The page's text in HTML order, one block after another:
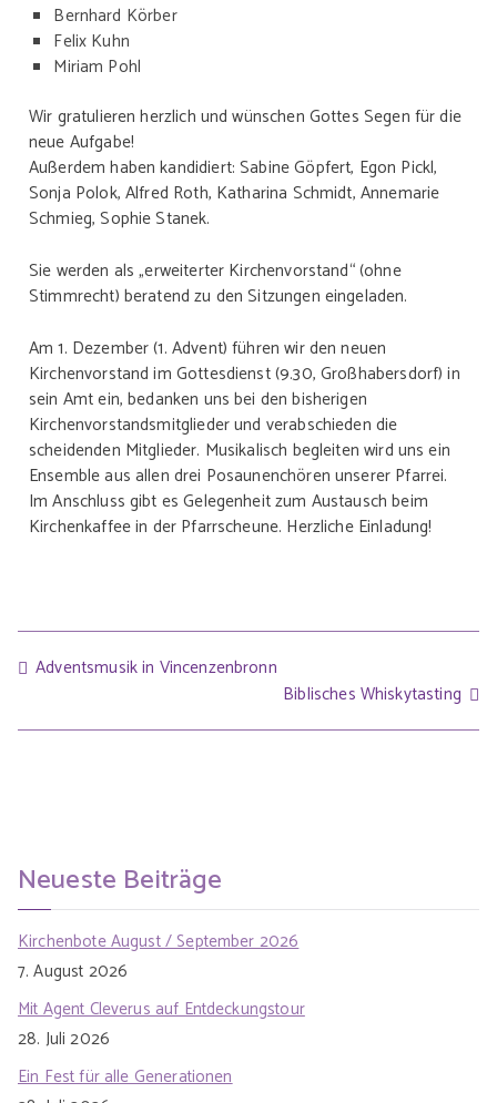
Bernhard Körber
Felix Kuhn
Miriam Pohl
Wir gratulieren herzlich und wünschen Gottes Segen für die
neue Aufgabe!
Außerdem haben kandidiert: Sabine Göpfert, Egon Pickl,
Sonja Polok, Alfred Roth, Katharina Schmidt, Annemarie
Schmieg, Sophie Stanek.
Sie werden als „erweiterter Kirchenvorstand“ (ohne
Stimmrecht) beratend zu den Sitzungen eingeladen.
Am 1. Dezember (1. Advent) führen wir den neuen
Kirchenvorstand im Gottesdienst (9.30, Großhabersdorf) in
sein Amt ein, bedanken uns bei den bisherigen
Kirchenvorstandsmitglieder und verabschieden die
scheidenden Mitglieder. Musikalisch begleiten wird uns ein
Ensemble aus allen drei Posaunenchören unserer Pfarrei.
Im Anschluss gibt es Gelegenheit zum Austausch beim
Kirchenkaffee in der Pfarrscheune. Herzliche Einladung!
Adventsmusik in Vincenzenbronn
Biblisches Whiskytasting
Neueste Beiträge
Kirchenbote August / September 2026
7. August 2026
Mit Agent Cleverus auf Entdeckungstour
28. Juli 2026
Ein Fest für alle Generationen